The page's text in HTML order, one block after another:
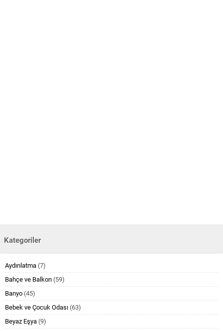
Kategoriler
Aydınlatma (7)
Bahçe ve Balkon (59)
Banyo (45)
Bebek ve Çocuk Odası (63)
Beyaz Eşya (9)